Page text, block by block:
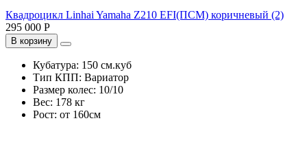
Квадроцикл Linhai Yamaha Z210 EFI(ПСМ) коричневый (2)
295 000 Р
В корзину
Кубатура: 150 см.куб
Тип КПП: Вариатор
Размер колес: 10/10
Вес: 178 кг
Рост: от 160см